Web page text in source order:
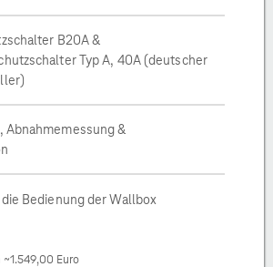
B20A &
Typ A, 40A (deutscher
Abnahmemessung &
Bedienung der Wallbox
Euro